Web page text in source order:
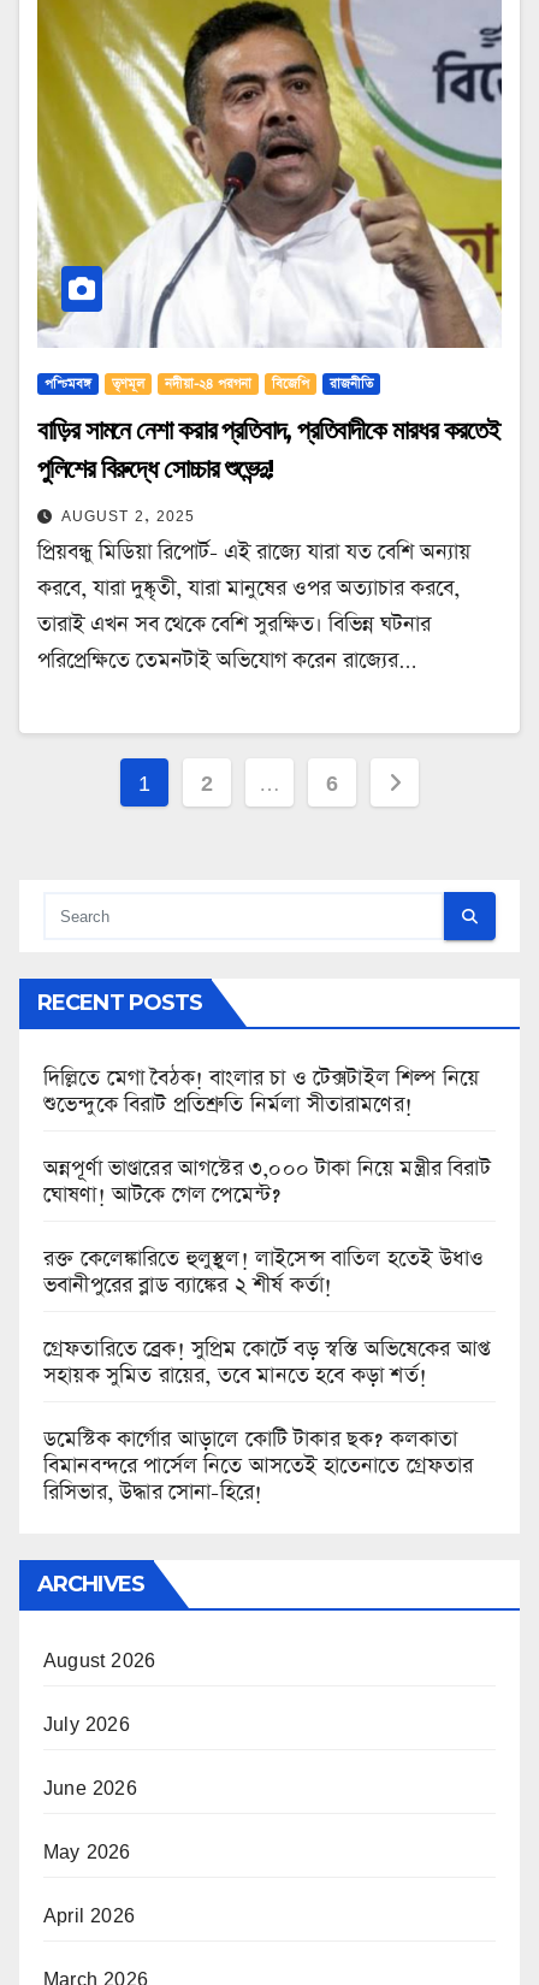
পশ্চিমবঙ্গ তৃণমূল নদীয়া-২৪ পরগনা বিজেপি রাজনীতি
বাড়ির সামনে নেশা করার প্রতিবাদ, প্রতিবাদীকে মারধর করতেই
পুলিশের বিরুদ্ধে সোচ্চার শুভেন্দু!
AUGUST 2, 2025
প্রিয়বন্ধু মিডিয়া রিপোর্ট- এই রাজ্যে যারা যত বেশি অন্যায়
করবে, যারা দুষ্কৃতী, যারা মানুষের ওপর অত্যাচার করবে,
তারাই এখন সব থেকে বেশি সুরক্ষিত। বিভিন্ন ঘটনার
পরিপ্রেক্ষিতে তেমনটাই অভিযোগ করেন রাজ্যের…
Posts
1 2 … 6
RECENT POSTS
দিল্লিতে মেগা বৈঠক! বাংলার চা ও টেক্সটাইল শিল্প নিয়ে
শুভেন্দুকে বিরাট প্রতিশ্রুতি নির্মলা সীতারামণের!
অন্নপূর্ণা ভাণ্ডারের আগস্টের ৩,০০০ টাকা নিয়ে মন্ত্রীর বিরাট
ঘোষণা! আটকে গেল পেমেন্ট?
রক্ত কেলেঙ্কারিতে হুলুস্থুল! লাইসেন্স বাতিল হতেই উধাও
ভবানীপুরের ব্লাড ব্যাঙ্কের ২ শীর্ষ কর্তা!
গ্রেফতারিতে ব্রেক! সুপ্রিম কোর্টে বড় স্বস্তি অভিষেকের আপ্ত
সহায়ক সুমিত রায়ের, তবে মানতে হবে কড়া শর্ত!
ডমেস্টিক কার্গোর আড়ালে কোটি টাকার ছক? কলকাতা
বিমানবন্দরে পার্সেল নিতে আসতেই হাতেনাতে গ্রেফতার
রিসিভার, উদ্ধার সোনা-হিরে!
ARCHIVES
August 2026
July 2026
June 2026
May 2026
April 2026
March 2026